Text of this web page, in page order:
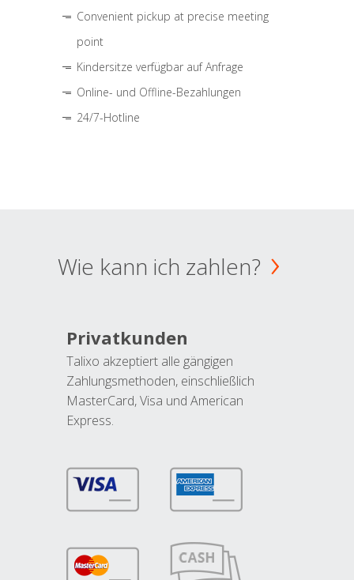
Convenient pickup at precise meeting
point
Kindersitze verfügbar auf Anfrage
Online- und Offline-Bezahlungen
24/7-Hotline
Wie kann ich zahlen?
Privatkunden
Talixo akzeptiert alle gängigen
Zahlungsmethoden, einschließlich
MasterCard, Visa und American
Express.